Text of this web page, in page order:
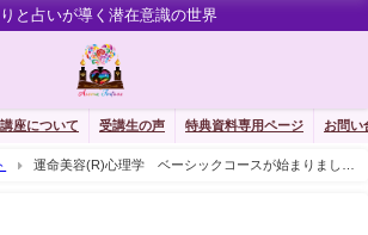
と占いが導く潜在意識の世界
講座について 受講生の声 特典資料専用ページ お問い
運命美容(R)心理学 ベーシックコースが始まりまし